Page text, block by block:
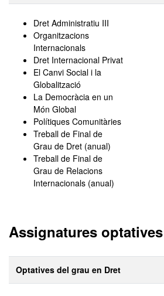
Dret Administratiu III
Organitzacions
Internacionals
Dret Internacional Privat
El Canvi Social i la
Globalització
La Democràcia en un
Món Global
Polítiques Comunitàries
Treball de Final de
Grau de Dret (anual)
Treball de Final de
Grau de Relacions
Internacionals (anual)
Assignatures optatives
Optatives del grau en Dret